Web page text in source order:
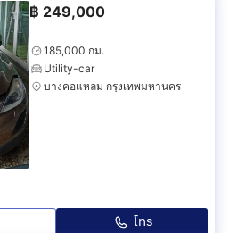
฿ 249,000
185,000 กม.
Utility-car
บางคอแหลม กรุงเทพมหานคร
โทร